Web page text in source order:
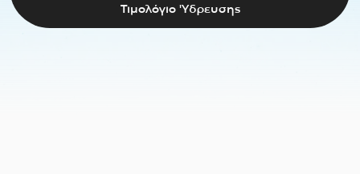
Τιμολόγιο 'Υδρευσης